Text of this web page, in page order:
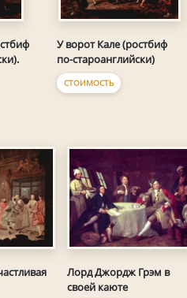
У ворот Кале (ростбиф
по-староанглийски)
СТОИМОСТЬ
Лорд Джордж Грэм в
своей каюте